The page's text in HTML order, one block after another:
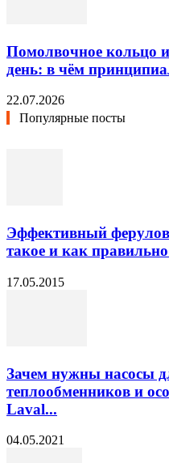
Помолвочное кольцо
день: в чём
22.07.2026
Популярные посты
Эффективный
такое и как
17.05.2015
Зачем нужны насосы
теплообменников и
Laval...
04.05.2021